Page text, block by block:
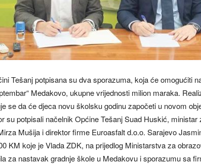
Tešanj potpisana su dva sporazuma, koja će omogućiti
Medakovo, ukupne vrijednosti milion maraka.
se da će djeca novu školsku godinu započeti u novom
su potpisali načelnik Općine Tešanj Suad Huskić,
Mušija i direktor firme Euroasfalt d.o.o. Sarajevo
KM koje je Vlada ZDK, na prijedlog Ministarstva za
za nastavak gradnje škole u Medakovu i sporazumu sa